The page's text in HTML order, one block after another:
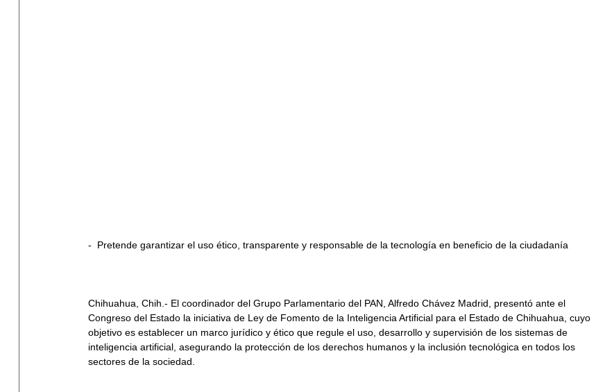
-  Pretende garantizar el uso ético, transparente y responsable de la tecnología en beneficio de la ciudadanía
Chihuahua, Chih.- El coordinador del Grupo Parlamentario del PAN, Alfredo Chávez Madrid, presentó ante el
Congreso del Estado la iniciativa de Ley de Fomento de la Inteligencia Artificial para el Estado de Chihuahua, cuyo
objetivo es establecer un marco jurídico y ético que regule el uso, desarrollo y supervisión de los sistemas de
inteligencia artificial, asegurando la protección de los derechos humanos y la inclusión tecnológica en todos los
sectores de la sociedad.